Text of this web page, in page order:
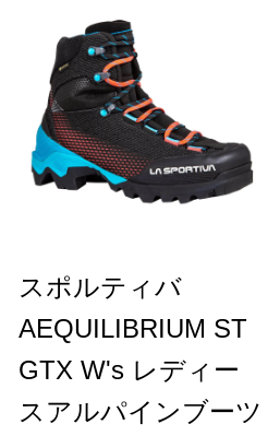
スポルティバ
AEQUILIBRIUM ST
GTX W's レディー
スアルパインブーツ